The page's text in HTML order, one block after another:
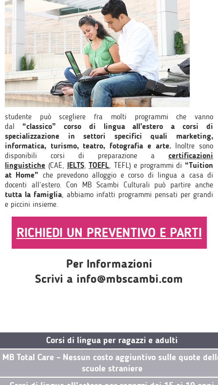
studente può scegliere fra molti programmi che vanno
dal “classico” corso di lingua all’estero a corsi di
specializzazione in settori specifici quali marketing,
informatica, turismo, teatro, fotografia e arte.Inoltre sono
disponibili corsi di preparazione a certificazioni
linguistiche (CAE, IELTS,TOEFL, TEFL) e programmi di “Tuition
at Home” che prevedono alloggio e corso di lingua a casa di
docenti all’estero. Con MB Scambi Culturali può partire anche
tutta la famiglia, abbiamo infatti programmi pensati per grandi
e piccini insieme.
RICHIEDI UN PREVENTIVO E PARTI
Per Informazioni
Scrivi a info@mbscambi.com
Corsi di lingua per ragazzi e adulti
MB Total Care – Nessun costo aggiuntivo sulle quote
scuole straniere